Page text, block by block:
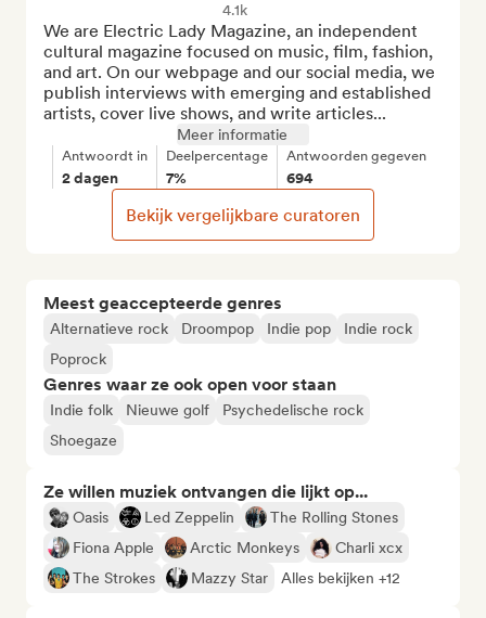
Meest geaccepteerde genres
Alternatieve rock Droompop Indie pop
Indie rock
Poprock
Genres waar ze ook open voor staan
Indie folk Nieuwe golf
Psychedelische rock
Shoegaze
Ze willen muziek ontvangen die lijkt op...
Oasis Led Zeppelin
The Rolling Stones
Fiona Apple
Arctic Monkeys
Charli xcx
The Strokes
Mazzy Star Alles bekijken +12
4.1k
We are Electric Lady Magazine, an independent
cultural magazine focused on music, film, fashion,
and art. On our webpage and our social media, we
publish interviews with emerging and established
artists, cover live shows, and write articles...
Meer informatie
Antwoordt in
2 dagen
Deelpercentage
7%
Antwoorden gegeven
694
Bekijk vergelijkbare curatoren